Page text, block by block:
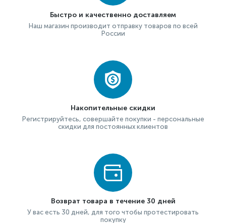
Быстро и качественно доставляем
Наш магазин производит отправку товаров по всей
России
Накопительные скидки
Регистрируйтесь, совершайте покупки - персональные
скидки для постоянных клиентов
Возврат товара в течение 30 дней
У вас есть 30 дней, для того чтобы протестировать
покупку